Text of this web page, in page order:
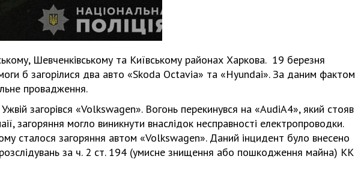
Шевченківському та Київському районах Харкова. 19 березня
б загорілися два авто «Skoda Octavia» та «Hyundai». За даним фактом
провадження.
загорівся «Volkswagen». Вогонь перекинувся на «AudiA4», який стояв
загоряння могло виникнути внаслідок несправності електропроводки.
сталося загоряння автом «Volkswagen». Даний інцидент було внесено
за ч. 2 ст. 194 (умисне знищення або пошкодження майна) КК